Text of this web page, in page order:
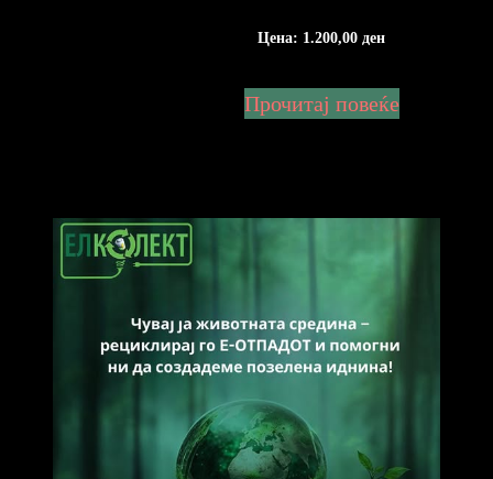
Цена: 1.200,00 ден
Прочитај повеќе